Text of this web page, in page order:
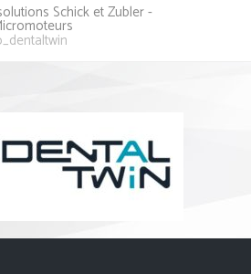
Schick et Zubler -